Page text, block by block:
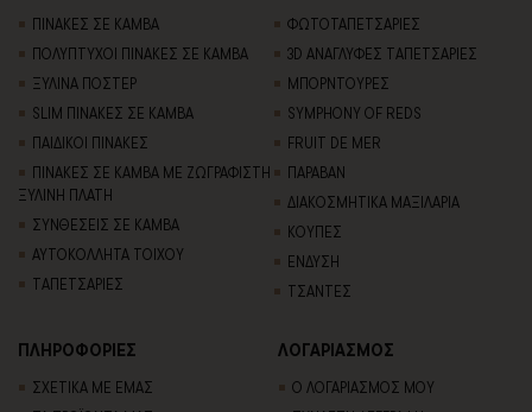
ΠΙΝΑΚΕΣ ΣΕ ΚΑΜΒΑ
ΠΟΛΥΠΤΥΧΟΙ ΠΙΝΑΚΕΣ ΣΕ ΚΑΜΒΑ
ΞΥΛΙΝΑ ΠΟΣΤΕΡ
SLIM ΠΙΝΑΚΕΣ ΣΕ ΚΑΜΒΑ
ΠΑΙΔΙΚΟΙ ΠΙΝΑΚΕΣ
ΠΙΝΑΚΕΣ ΣΕ ΚΑΜΒΑ ΜΕ ΖΩΓΡΑΦΙΣΤΗ
ΞΥΛΙΝΗ ΠΛΑΤΗ
ΣΥΝΘΕΣΕΙΣ ΣΕ ΚΑΜΒΑ
ΑΥΤΟΚΟΛΛΗΤΑ ΤΟΙΧΟΥ
TΑΠΕΤΣΑΡΙΕΣ
ΦΩΤΟΤΑΠΕΤΣΑΡΙΕΣ
3D AΝΑΓΛΥΦΕΣ TΑΠΕΤΣΑΡΙΕΣ
ΜΠΟΡΝΤΟΥΡΕΣ
SYMPHONY OF REDS
FRUIT DE MER
ΠΑΡΑΒΑΝ
ΔΙΑΚΟΣΜΗΤΙΚΑ ΜΑΞΙΛΑΡΙΑ
ΚΟΥΠΕΣ
ΕΝΔΥΣΗ
ΤΣΑΝΤΕΣ
ΠΛΗΡΟΦΟΡΙΕΣ
ΣΧΕΤΙΚΑ ΜΕ ΕΜΑΣ
ΛΟΓΑΡΙΑΣΜΟΣ
Ο ΛΟΓΑΡΙΑΣΜΟΣ ΜΟΥ